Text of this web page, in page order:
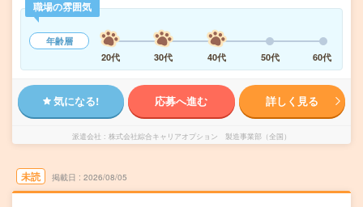
職場の雰囲気
年齢層
20代
30代 40代 50代 60代
気になる! 応募へ進む 詳しく見る
派遣会社 株式会社綜合キャリアオプション 製造事業部（全国）
未読 掲載日 2026/08/05